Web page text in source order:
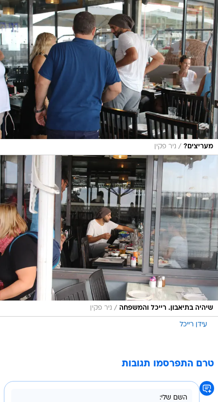
מעריצים? / ניר פקין
שיהיה בתיאבון. רייכל והמשפחה / ניר פקין
עידן רייכל
טרם התפרסמו תגובות